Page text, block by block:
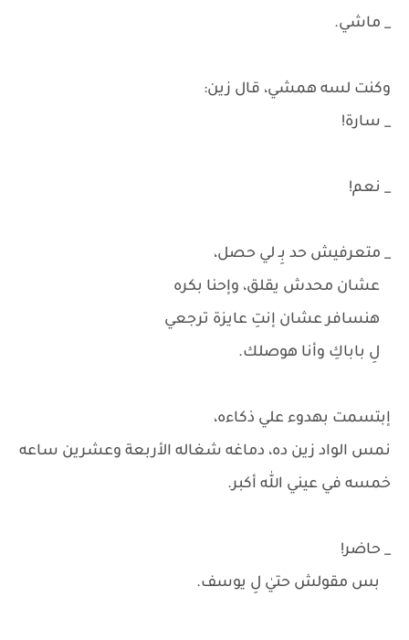
_ ماشي.
وكنت لسه همشي، قال زين:
_ سارة!
_ نعم!
_ متعرفيش حد بِـ لي حصل،
عشان محدش يقلق، وإحنا بكره
هنسافر عشان إنتِ عايزة ترجعي
لِ باباكِ وأنا هوصلك.
إبتسمت بهدوء علي ذكاءه،
نمس الواد زين ده، دماغه شغاله الأربعة وعشرين ساعه
خمسه في عيني الله أكبر.
_ حاضر!
بس مقولش حتيٰ لِ يوسف.